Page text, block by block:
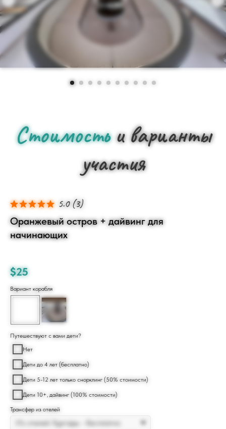
Стоимостьи варианты
участия
5.0 (3)
Оранжевый остров + дайвинг для
начинающих
$25
Вариант корабля
Путешествуют с вами дети?
Нет
Дети до 4 лет (бесплатно)
Дети 5-12 лет только снорклинг (50% стоимости)
Дети 10+, дайвинг (100% стоимости)
Трансфер из отелей